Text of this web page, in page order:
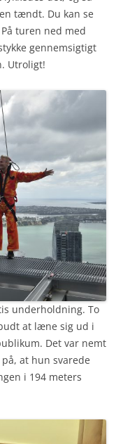
tændt. Du kan se
turen ned med
gennemsigtigt
Utroligt!
underholdning. To
at læne sig ud i
Det var nemt
at hun svarede
i 194 meters